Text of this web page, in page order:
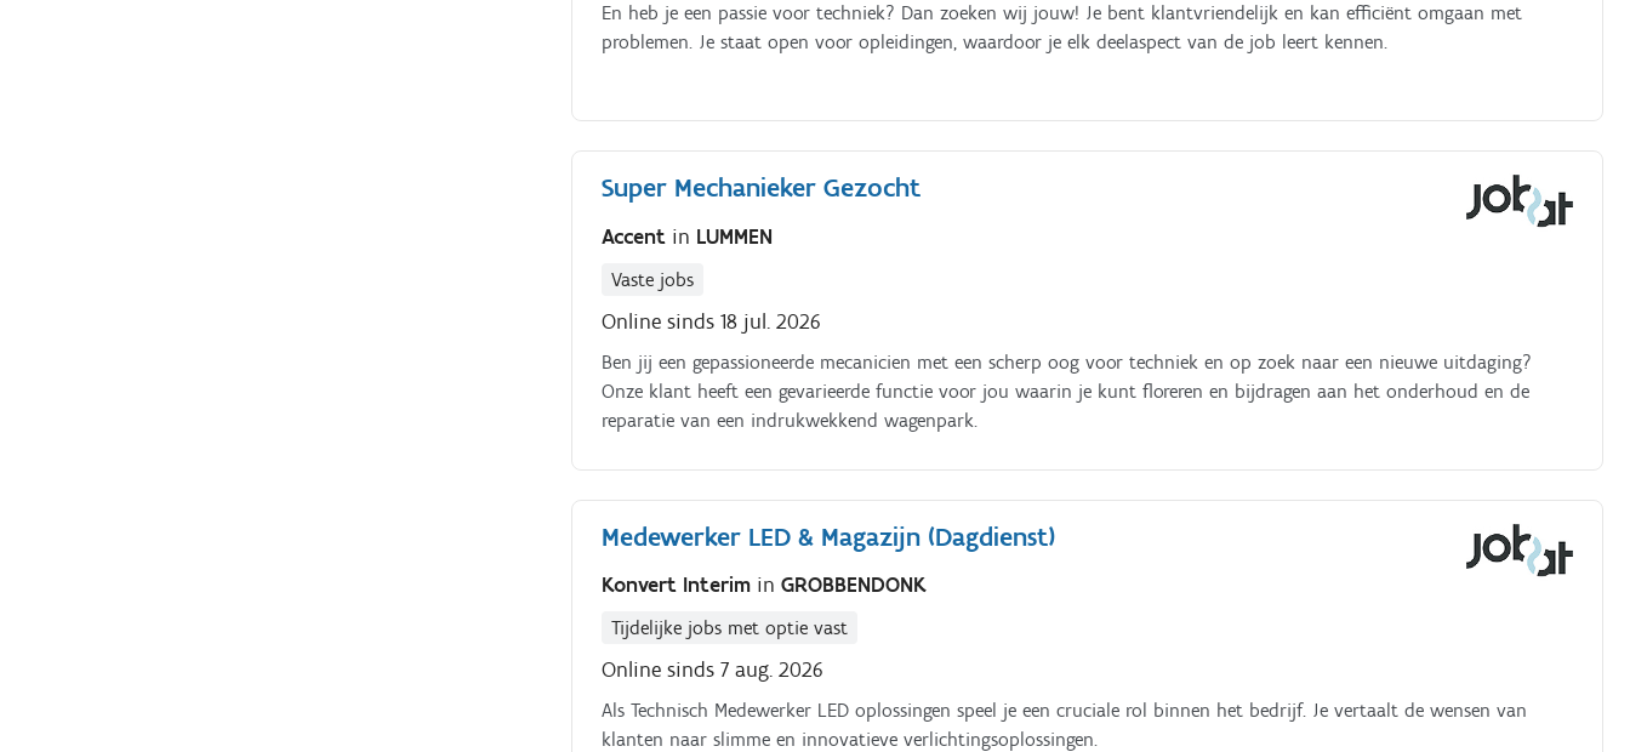
En heb je een passie voor techniek? Dan zoeken wij jouw! Je bent klantvriendelijk en kan efficiënt omgaan met
problemen. Je staat open voor opleidingen, waardoor je elk deelaspect van de job leert kennen.
Super Mechanieker Gezocht
Accent in LUMMEN
Vaste jobs
Online sinds 18 jul. 2026
Ben jij een gepassioneerde mecanicien met een scherp oog voor techniek en op zoek naar een nieuwe uitdaging?
Onze klant heeft een gevarieerde functie voor jou waarin je kunt floreren en bijdragen aan het onderhoud en de
reparatie van een indrukwekkend wagenpark.
Medewerker LED & Magazijn (Dagdienst)
Konvert Interim inGROBBENDONK
Tijdelijke jobs met optie vast
Online sinds 7 aug. 2026
Als Technisch Medewerker LED oplossingen speel je een cruciale rol binnen het bedrijf. Je vertaalt de wensen van
klanten naar slimme en innovatieve verlichtingsoplossingen.